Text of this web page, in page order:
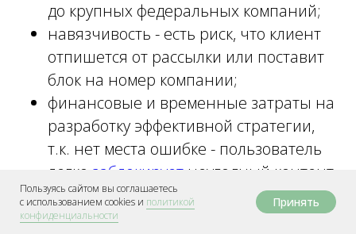
до крупных федеральных компаний;
навязчивость - есть риск, что клиент
отпишется от рассылки или поставит
блок на номер компании;
финансовые и временные затраты на
разработку эффективной стратегии,
т.к. нет места ошибке - пользователь
легко заблокирует неугодный контент.
Пользуясь сайтом вы соглашаетесь
с использованием сookies и политикой
конфиденциальности
Принять